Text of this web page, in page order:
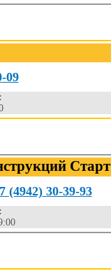
09
Старт
(4942) 30-39-93